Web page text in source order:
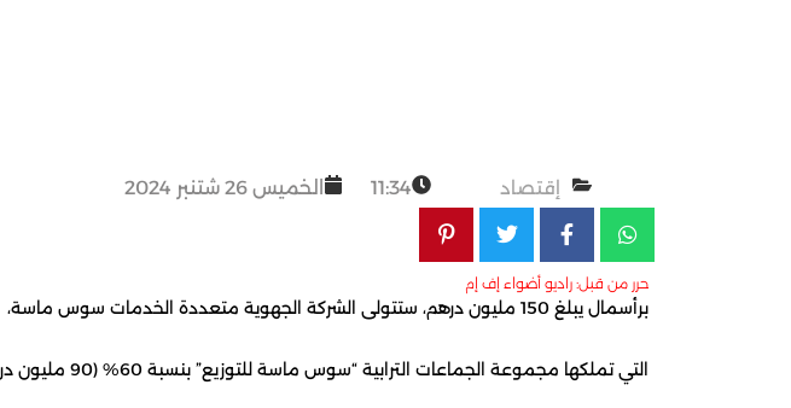
إقتصاد 11:34 الخميس 26 شتنبر 2024
حرر من قبل: راديو أضواء إف إم
برأسمال يبلغ 150 مليون درهم، ستتولى الشركة الجهوية متعددة الخدمات سوس ماسة،
التي تملكها مجموعة الجماعات الترابية “سوس ماسة للتوزيع” بنسبة 60% (90 مليون درهم)،